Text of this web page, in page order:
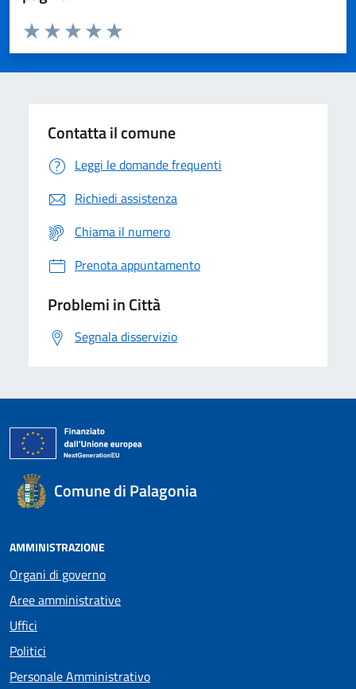
Domanda
Valuta da 1 a 5 stelle la pagina
Valuta 5 stelle su 5
Valuta 4 stelle su 5
Valuta 3 stelle su 5
Valuta 2 stelle su 5
Valuta 1 stelle su 5
Contatta il comune
Leggi le domande frequenti
Richiedi assistenza
Chiama il numero
Prenota appuntamento
Problemi in Città
Segnala disservizio
Comune di Palagonia
AMMINISTRAZIONE
Organi di governo
Aree amministrative
Uffici
Politici
Personale Amministrativo